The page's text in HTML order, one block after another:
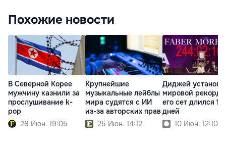
Похожие новости
В Северной Корее
мужчину казнили за
прослушивание k-
pop
28 Июн. 19:05
Крупнейшие
музыкальные лейблы
мира судятся с ИИ
из-за авторских прав
25 Июн. 14:12
Диджей
мировой рекорд
его сет длился 10
дней
10 Июн. 12:10